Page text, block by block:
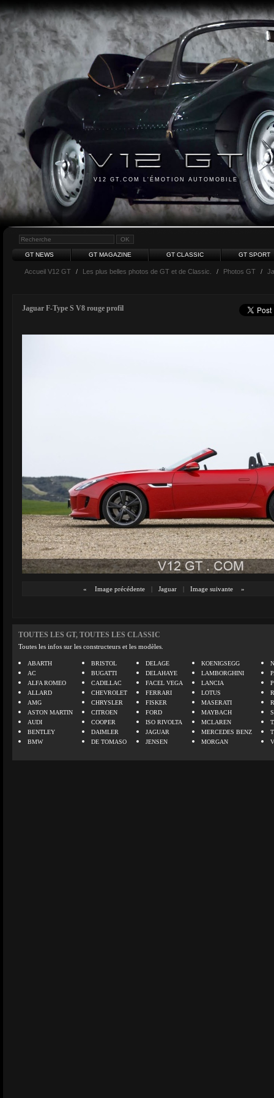
V12 GT.COM L'ÉMOTION AUTOMOBILE
GT NEWS GT MAGAZINE GT CLASSIC GT SPORT
Accueil V12 GT / Les plus belles photos de GT et de Classic. / Photos GT /
Jaguar F-Type S V8 rouge profil
« Image précédente | Jaguar | Image suivante »
TOUTES LES GT, TOUTES LES CLASSIC
Toutes les infos sur les constructeurs et les modèles.
ABARTH
AC
ALFA ROMEO
ALLARD
AMG
ASTON MARTIN
AUDI
BENTLEY
BMW
BRISTOL
BUGATTI
CADILLAC
CHEVROLET
CHRYSLER
CITROEN
COOPER
DAIMLER
DE TOMASO
DELAGE
DELAHAYE
FACEL VEGA
FERRARI
FISKER
FORD
ISO RIVOLTA
JAGUAR
JENSEN
KOENIGSEGG
LAMBORGHINI
LANCIA
LOTUS
MASERATI
MAYBACH
MCLAREN
MERCEDES BENZ
MORGAN